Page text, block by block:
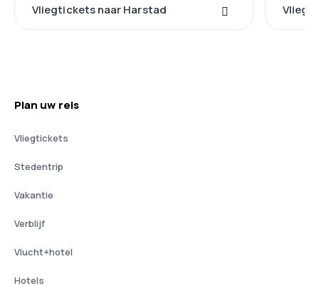
Vliegtickets naar Harstad
Plan uw reis
Vliegtickets
Stedentrip
Vakantie
Verblijf
Vlucht+hotel
Hotels